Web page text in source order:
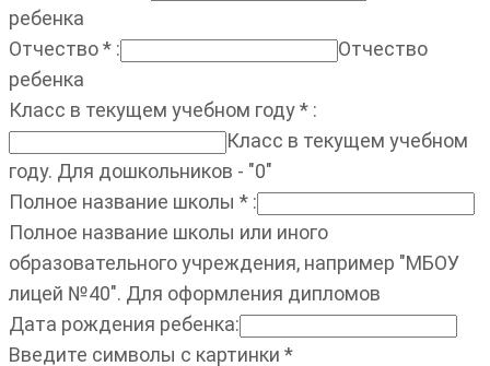
ребенка
Отчество* :
Отчество
ребенка
Класс в текущем учебном году* :
Класс в текущем учебном
году. Для дошкольников - "0"
Полное название школы * :
Полное название школы или иного
образовательного учреждения, например "МБОУ
лицей №40". Для оформления дипломов
Дата рождения ребенка:
Введите символы с картинки *